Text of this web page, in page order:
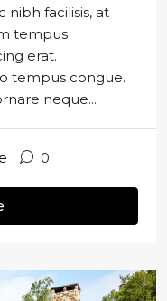
nibh facilisis, at
tempus
erat.
tempus congue.
neque...
0